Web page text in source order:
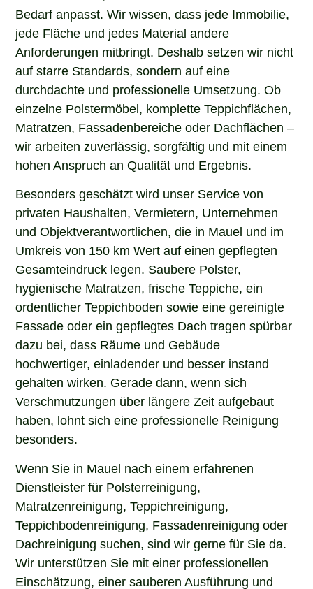
Bedarf anpasst. Wir wissen, dass jede Immobilie,
jede Fläche und jedes Material andere
Anforderungen mitbringt. Deshalb setzen wir nicht
auf starre Standards, sondern auf eine
durchdachte und professionelle Umsetzung. Ob
einzelne Polstermöbel, komplette Teppichflächen,
Matratzen, Fassadenbereiche oder Dachflächen –
wir arbeiten zuverlässig, sorgfältig und mit einem
hohen Anspruch an Qualität und Ergebnis.
Besonders geschätzt wird unser Service von
privaten Haushalten, Vermietern, Unternehmen
und Objektverantwortlichen, die in Mauel und im
Umkreis von 150 km Wert auf einen gepflegten
Gesamteindruck legen. Saubere Polster,
hygienische Matratzen, frische Teppiche, ein
ordentlicher Teppichboden sowie eine gereinigte
Fassade oder ein gepflegtes Dach tragen spürbar
dazu bei, dass Räume und Gebäude
hochwertiger, einladender und besser instand
gehalten wirken. Gerade dann, wenn sich
Verschmutzungen über längere Zeit aufgebaut
haben, lohnt sich eine professionelle Reinigung
besonders.
Wenn Sie in Mauel nach einem erfahrenen
Dienstleister für Polsterreinigung,
Matratzenreinigung, Teppichreinigung,
Teppichbodenreinigung, Fassadenreinigung oder
Dachreinigung suchen, sind wir gerne für Sie da.
Wir unterstützen Sie mit einer professionellen
Einschätzung, einer sauberen Ausführung und